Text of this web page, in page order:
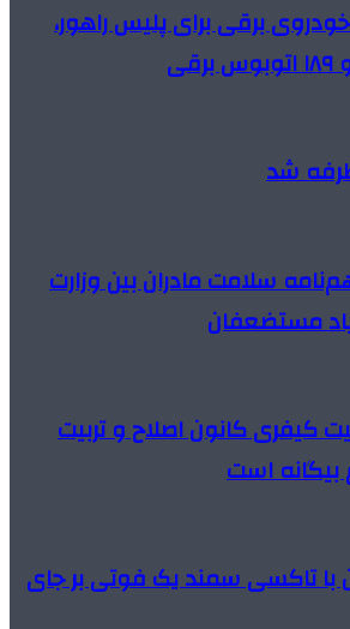
از ۱۵۰ خودروی برقی برای پلیس راهور،
شد
سلامت مادران‌ بین وزارت
مستضعفان
کیفری کانون اصلاح و تربیت
بیگانه است
با تاکسی سمند یک فوتی بر جای